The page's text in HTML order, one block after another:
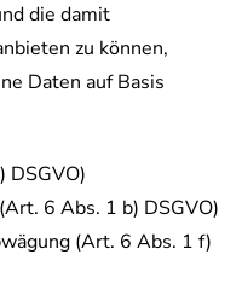
die damit
zu können,
Daten auf Basis
DSGVO)
6 Abs. 1 b) DSGVO)
(Art. 6 Abs. 1 f)